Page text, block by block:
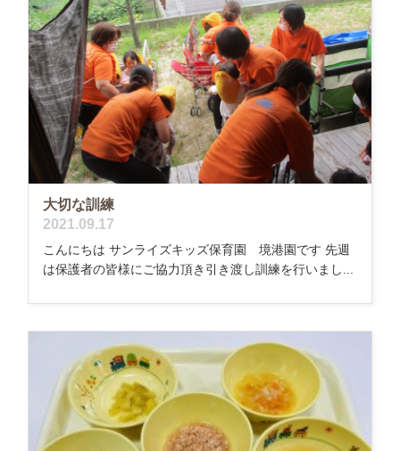
大切な訓練
2021.09.17
こんにちは サンライズキッズ保育園 境港園です 先週
は保護者の皆様にご協力頂き引き渡し訓練を行いまし...